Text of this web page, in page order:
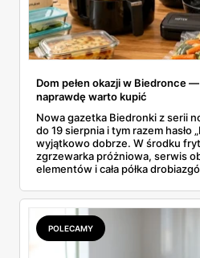
Dom pełen okazji w Biedronce
naprawdę warto kupić
Nowa gazetka Biedronki z serii
do 19 sierpnia i tym razem hasło
wyjątkowo dobrze. W środku
zgrzewarka próżniowa, serwis
elementów i cała półka
się przy półce z samego rana.
POLECAMY